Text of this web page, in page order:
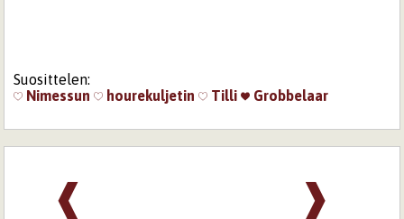
Suosittelen:
Nimessun
hourekuljetin Tilli Grobbelaar
❱
❰